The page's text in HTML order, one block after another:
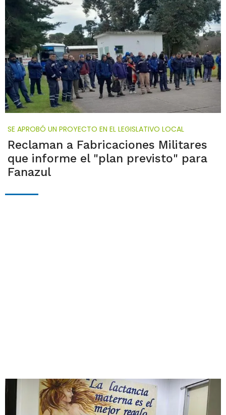
SE APROBÓ UN PROYECTO EN EL LEGISLATIVO LOCAL
Reclaman a Fabricaciones Militares
que informe el "plan previsto" para
Fanazul